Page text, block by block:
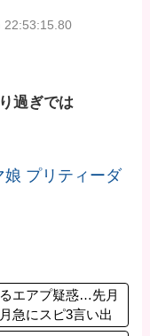
22:53:15.80
過ぎでは
娘 プリティーダ
エアプ疑惑…先月
急にスピ3言い出